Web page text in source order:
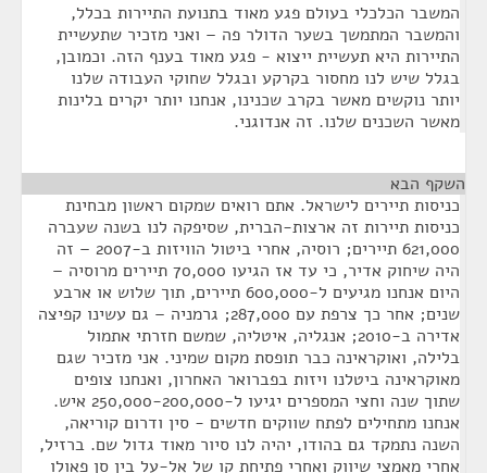
המשבר הכלכלי בעולם פגע מאוד בתנועת התיירות בכלל,
והמשבר המתמשך בשער הדולר פה – ואני מזכיר שתעשיית
התיירות היא תעשיית ייצוא - פגע מאוד בענף הזה. וכמובן,
בגלל שיש לנו מחסור בקרקע ובגלל שחוקי העבודה שלנו
יותר נוקשים מאשר בקרב שכנינו, אנחנו יותר יקרים בלינות
מאשר השכנים שלנו. זה אנדוגני.
השקף הבא
כניסות תיירים לישראל. אתם רואים שמקום ראשון מבחינת
כניסות תיירות זה ארצות-הברית, שסיפקה לנו בשנה שעברה
621,000 תיירים; רוסיה, אחרי ביטול הוויזות ב-2007 – זה
היה שיחוק אדיר, כי עד אז הגיעו 70,000 תיירים מרוסיה –
היום אנחנו מגיעים ל-600,000 תיירים, תוך שלוש או ארבע
שנים; אחר כך צרפת עם 287,000; גרמניה – גם עשינו קפיצה
אדירה ב-2010; אנגליה, איטליה, שמשם חזרתי אתמול
בלילה, ואוקראינה כבר תופסת מקום שמיני. אני מזכיר שגם
מאוקראינה ביטלנו ויזות בפברואר האחרון, ואנחנו צופים
שתוך שנה וחצי המספרים יגיעו ל-250,000-200,000 איש.
אנחנו מתחילים לפתח שווקים חדשים - סין ודרום קוריאה,
השנה נתמקד גם בהודו, יהיה לנו סיור מאוד גדול שם. ברזיל,
אחרי מאמצי שיווק ואחרי פתיחת קו של אל-על בין סן פאולו